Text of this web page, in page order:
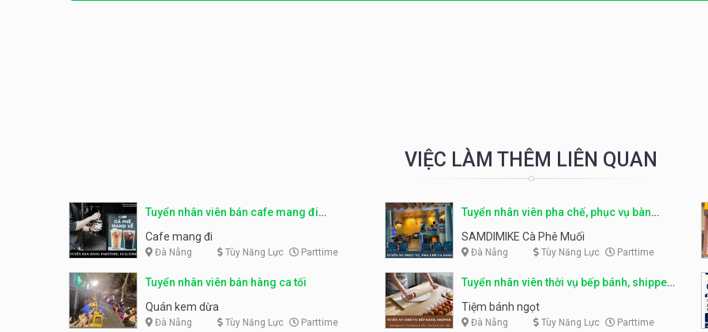
VIỆC LÀM THÊM LIÊN QUAN
Tuyển nhân viên bán cafe mang đi
parttime, fulltime
Cafe mang đi
Đà Nẵng Tùy Năng Lực Parttime
Tuyển nhân viên pha chế, phục vụ bàn
parttime
SAMDIMIKE Cà Phê Muối
Đà Nẵng Tùy Năng Lực Parttime
Tuyển nhân viên bán hàng ca tối
Quán kem dừa
Đà Nẵng Tùy Năng Lực Parttime
Tuyển nhân viên thời vụ bếp bánh, shipper
parttime
Tiệm bánh ngọt
Đà Nẵng Tùy Năng Lực Parttime